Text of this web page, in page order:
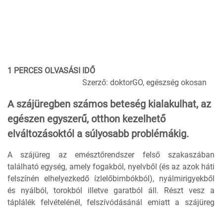
1 PERCES OLVASÁSI IDŐ
Szerző: doktorGO, egészség okosan
A szájüregben számos beteség kialakulhat, az
egészen egyszerű, otthon kezelhető
elváltozásoktól a súlyosabb problémákig.
A szájüreg az emésztőrendszer felső szakaszában
található egység, amely fogakból, nyelvből (és az azok háti
felszínén elhelyezkedő ízlelőbimbókból), nyálmirigyekből
és nyálból, torokból illetve garatból áll. Részt vesz a
táplálék felvételénél, felszívódásánál emiatt a szájüreg